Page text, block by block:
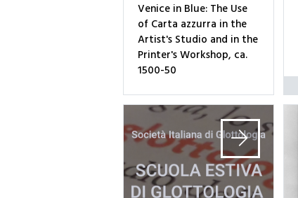
Venice in Blue: The Use
of Carta azzurra in the
Artist's Studio and in the
Printer's Workshop, ca.
1500-50